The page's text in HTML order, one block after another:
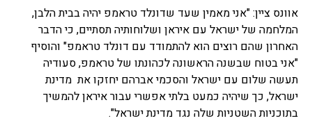
אוונס ציין: "אני מאמין שעד שדונלד טראמפ יהיה בבית הלבן,
המלחמה של ישראל עם איראן ושלוחותיה תסתיים, כי הדבר
האחרון שהם רוצים הוא להתמודד עם דונלד טראמפ" והוסיף
"אני בטוח שבשנה הראשונה לכהונתו של טראמפ, סעודיה
תעשה שלום עם ישראל והסכמי אברהם יחזקו את מדינת
ישראל, כך שיהיה כמעט בלתי אפשרי עבור איראן להמשיך
בתוכניות השטניות שלה נגד מדינת ישראל".